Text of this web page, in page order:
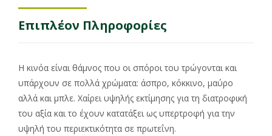
Επιπλέον Πληροφορίες
Η κινόα είναι θάμνος που οι σπόροι του τρώγονται και
υπάρχουν σε πολλά χρώματα: άσπρο, κόκκινο, μαύρο
αλλά και μπλε. Χαίρει υψηλής εκτίμησης για τη διατροφική
του αξία και το έχουν κατατάξει ως υπερτροφή για την
υψηλή του περιεκτικότητα σε πρωτεΐνη.